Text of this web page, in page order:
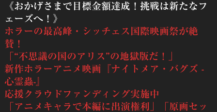
《おかげさまで目標金額達成！挑戦は新たなフ
ェーズへ！》
ホラーの最高峰・シッチェス国際映画祭が絶
賛！
「“不思議の国のアリス”の地獄版だ！」
新作ホラーアニメ映画『ナイトメア・バグズ -
心霊蟲-』
応援クラウドファンディング実施中
「アニメキャラで本編に出演権利」「原画セッ